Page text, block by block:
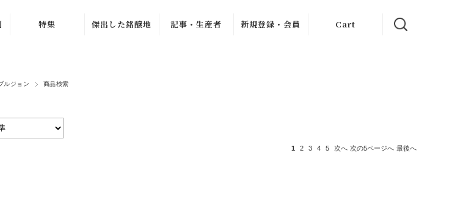
特集
新着ワイン
おすすめワイン
夏のワインセール
傑出した銘醸地 記事・生産者 新規登録・会員 Cart
ルジョン 商品検索
1 2 3 4 5 次へ 次の5ページへ 最後へ